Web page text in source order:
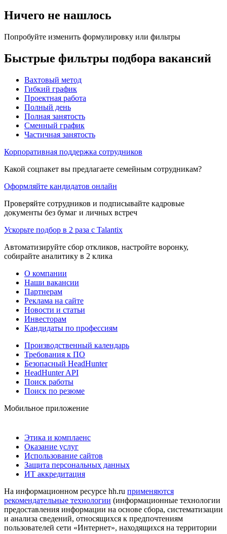
Ничего не нашлось
Попробуйте изменить формулировку или фильтры
Быстрые фильтры подбора вакансий
Вахтовый метод
Гибкий график
Проектная работа
Полный день
Полная занятость
Сменный график
Частичная занятость
Корпоративная поддержка сотрудников
Какой соцпакет вы предлагаете семейным сотрудникам?
Оформляйте кандидатов онлайн
Проверяйте сотрудников и подписывайте кадровые
документы без бумаг и личных встреч
Ускорьте подбор в 2 раза с Talantix
Автоматизируйте сбор откликов, настройте воронку,
собирайте аналитику в 2 клика
О компании
Наши вакансии
Партнерам
Реклама на сайте
Новости и статьи
Инвесторам
Кандидаты по профессиям
Производственный календарь
Требования к ПО
Безопасный HeadHunter
HeadHunter API
Поиск работы
Поиск по резюме
Мобильное приложение
Этика и комплаенс
Оказание услуг
Использование сайтов
Защита персональных данных
ИТ аккредитация
На информационном ресурсе hh.ru применяются
рекомендательные технологии (информационные технологии
предоставления информации на основе сбора, систематизации
и анализа сведений, относящихся к предпочтениям
пользователей сети «Интернет», находящихся на территории